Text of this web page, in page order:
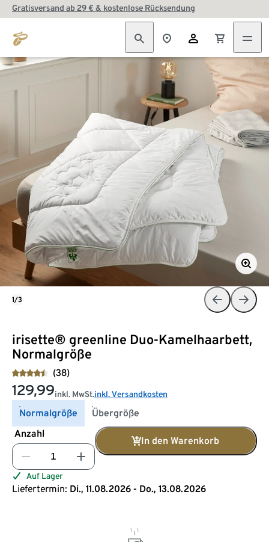
Gratisversand ab 29 € & kostenlose Rücksendung
irisette® greenline Duo-Kamelhaarbett,
Normalgröße
(38)
129,99inkl. MwSt.inkl. Versandkosten
Normalgröße
Übergröße
Anzahl
In den Warenkorb
Auf Lager
Liefertermin: Di., 11.08.2026 - Do., 13.08.2026
1/3